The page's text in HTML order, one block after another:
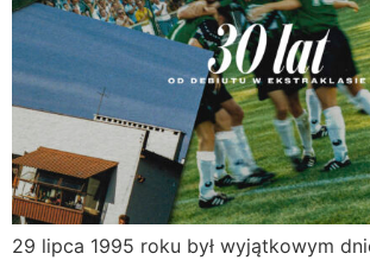
29 lipca 1995 roku był wyjątkowym